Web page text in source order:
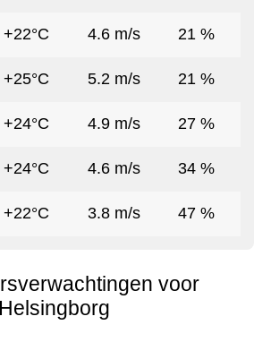
+22°C 4.6 m/s 21 %
+25°C 5.2 m/s 21 %
+24°C 4.9 m/s 27 %
+24°C 4.6 m/s 34 %
+22°C 3.8 m/s 47 %
voor
Helsingborg